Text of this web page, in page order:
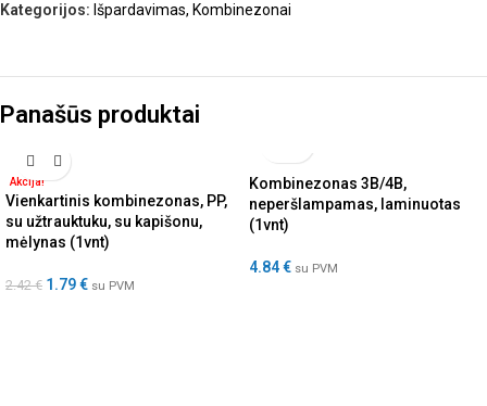
Kategorijos: Išpardavimas, Kombinezonai
Panašūs produktai
Akcija!
Vienkartinis kombinezonas, PP,
su užtrauktuku, su kapišonu,
mėlynas (1vnt)
2.42€ 1.79€ su PVM
Kombinezonas 3B/4B,
neperšlampamas, laminuotas
(1vnt)
4.84€ su PVM